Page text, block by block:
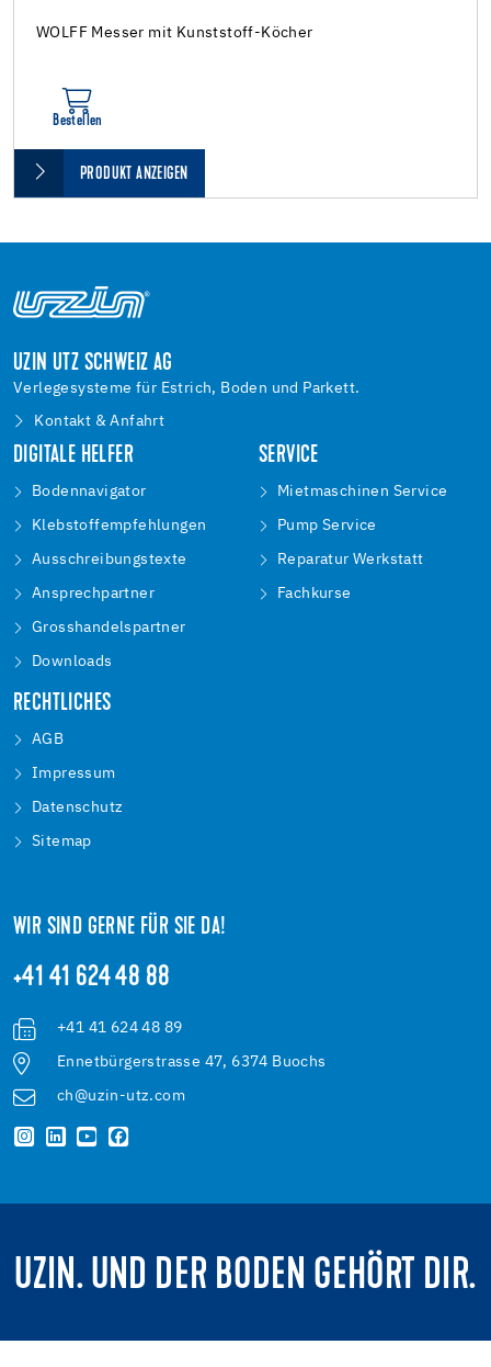
WOLFF Messer mit Kunststoff-Köcher
Bestellen
PRODUKT ANZEIGEN
UZIN UTZ SCHWEIZ AG
Verlegesysteme für Estrich, Boden und Parkett.
Kontakt & Anfahrt
DIGITALE HELFER
Bodennavigator
Klebstoffempfehlungen
Ausschreibungstexte
Ansprechpartner
Grosshandelspartner
Downloads
SERVICE
Mietmaschinen Service
Pump Service
Reparatur Werkstatt
Fachkurse
RECHTLICHES
AGB
Impressum
Datenschutz
Sitemap
WIR SIND GERNE FÜR SIE DA!
+41 41 624 48 88
+41 41 624 48 89
Ennetbürgerstrasse 47, 6374 Buochs
ch@uzin-utz.com
UZIN. UND DER BODEN GEHÖRT DIR.